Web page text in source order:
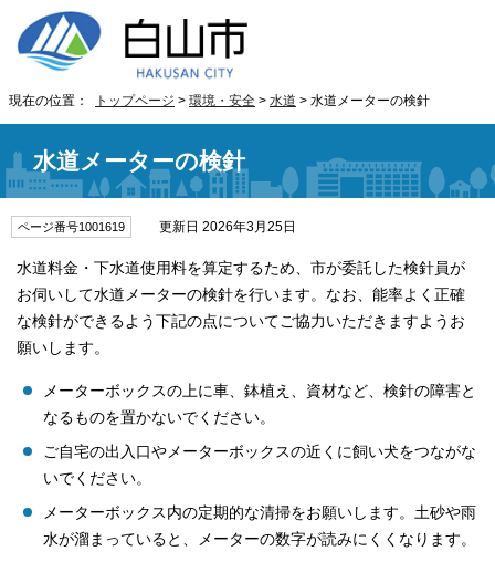
現在の位置： トップページ > 環境・安全 > 水道 > 水道メーターの検針
水道メーターの検針
ページ番号1001619 更新日 2026年3月25日
水道料金・下水道使用料を算定するため、市が委託した検針員が
お伺いして水道メーターの検針を行います。なお、能率よく正確
な検針ができるよう下記の点についてご協力いただきますようお
願いします。
メーターボックスの上に車、鉢植え、資材など、検針の障害と
なるものを置かないでください。
ご自宅の出入口やメーターボックスの近くに飼い犬をつながな
いでください。
メーターボックス内の定期的な清掃をお願いします。土砂や雨
水が溜まっていると、メーターの数字が読みにくくなります。